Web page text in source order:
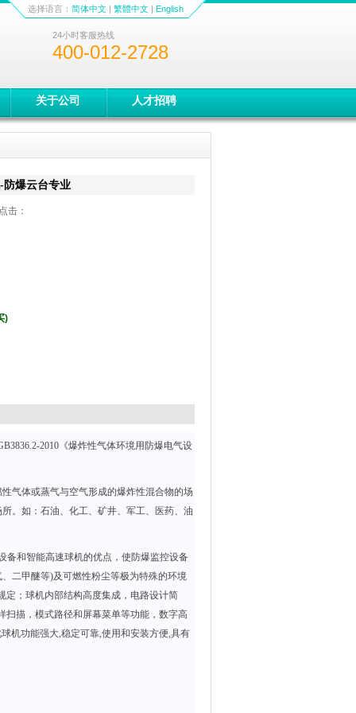
选择语言： 简体中文| 繁體中文| English
24小时客服热线
400-012-2728
关于公司 人才招聘
防爆云台专业
击：
)
2010《爆炸性气体环境用防爆电气设
气体或蒸气与空气形成的爆炸性混合物的场
。如：石油、化工、矿井、军工、医药、油
备和智能高速球机的优点，使防爆监控设备
二甲醚等)及可燃性粉尘等极为特殊的环境
定；球机内部结构高度集成，电路设计简
扫描，模式路径和屏幕菜单等功能，数字高
机功能强大,稳定可靠,使用和安装方便,具有